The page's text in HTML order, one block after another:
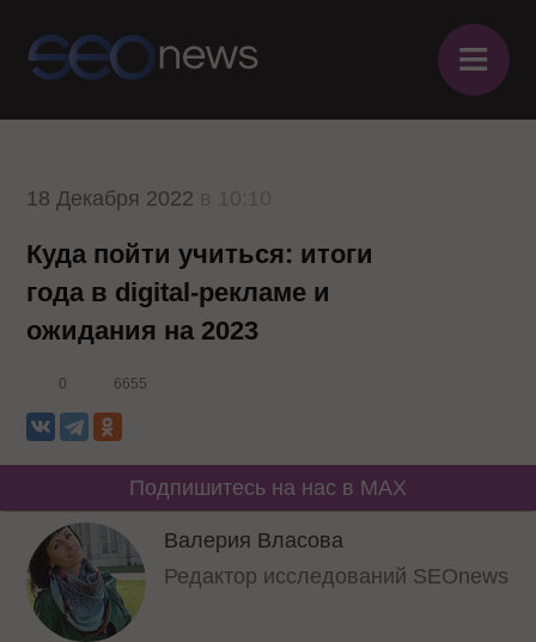
≡
18 Декабря 2022
Куда пойти учиться: итоги
года в digital-рекламе и
ожидания на 2023
0 6655
Подпишитесь на нас в MAX
Валерия Власова
Редактор исследований SEOnews